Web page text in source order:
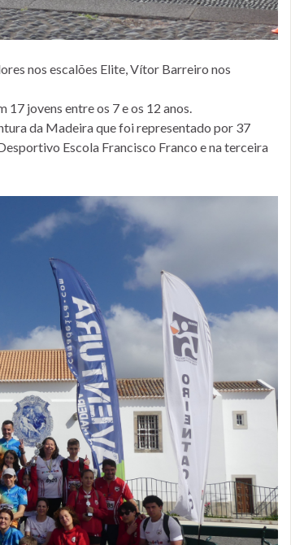
nos escalões Elite, Vítor Barreiro nos
jovens entre os 7 e os 12 anos.
da Madeira que foi representado por 37
Escola Francisco Franco e na terceira